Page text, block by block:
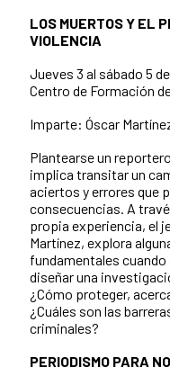
LOS MUERTOS Y EL
VIOLENCIA
Jueves 3 al sábado 5
Centro de Formación
Imparte: Óscar
Plantearse un
implica transitar un
aciertos y errores que
consecuencias. A
propia experiencia, el
Martínez, explora
fundamentales
diseñar una
¿Cómo proteger,
¿Cuáles son las
criminales?
PERIODISMO PARA